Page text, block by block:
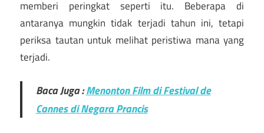
memberi peringkat seperti itu. Beberapa di
antaranya mungkin tidak terjadi tahun ini, tetapi
periksa tautan untuk melihat peristiwa mana yang
terjadi.
Baca Juga :Menonton Film di Festival de
Cannes di Negara Prancis